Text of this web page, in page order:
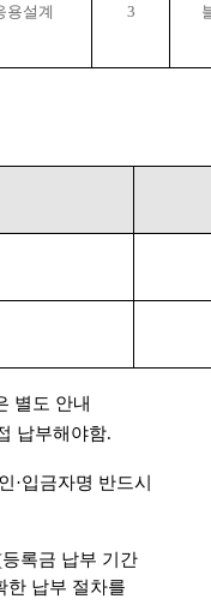
용설계 3
별도 안내
납부해야함.
·입금자명 반드시
등록금 납부 기간
한 납부 절차를